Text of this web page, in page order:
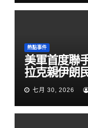
熱點事件
美軍首度聯
拉克親伊朗
七月 30, 2026